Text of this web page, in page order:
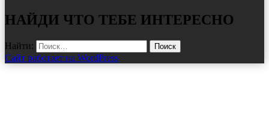
НАЙДИ ЧТО ТЕБЕ ИНТЕРЕСНО
Найти:
Сайт работает на WordPress